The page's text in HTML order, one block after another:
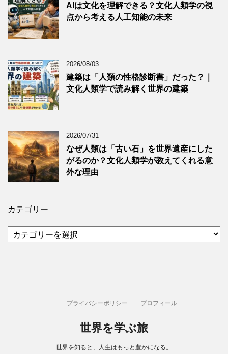
AIは文化を理解できる？文化人類学の視
点から考える人工知能の未来
2026/08/03
建築は「人類の性格診断書」だった？｜
文化人類学で読み解く世界の建築
2026/07/31
なぜ人類は「古い石」を世界遺産にした
がるのか？文化人類学が教えてくれる意
外な理由
カテゴリー
テ
プライバシーポリシー プロフィール
世界を学ぶ旅
世界を知ると、人生はもっと豊かになる。